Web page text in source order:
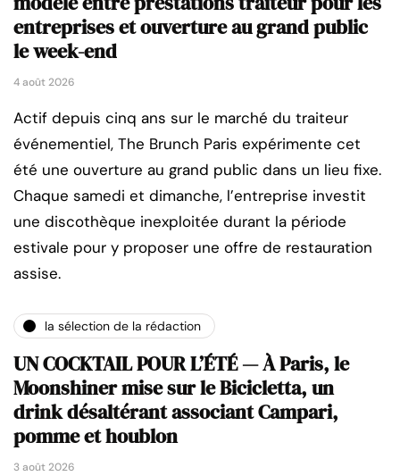
entreprises et ouverture au grand public
le week-end
4 août 2026
Actif depuis cinq ans sur le marché du traiteur
événementiel, The Brunch Paris expérimente cet
été une ouverture au grand public dans un lieu fixe.
Chaque samedi et dimanche, l’entreprise investit
une discothèque inexploitée durant la période
estivale pour y proposer une offre de restauration
assise.
la sélection de la rédaction
UN COCKTAIL POUR L’ÉTÉ — À Paris, le
Moonshiner mise sur le Bicicletta, un
drink désaltérant associant Campari,
pomme et houblon
3 août 2026